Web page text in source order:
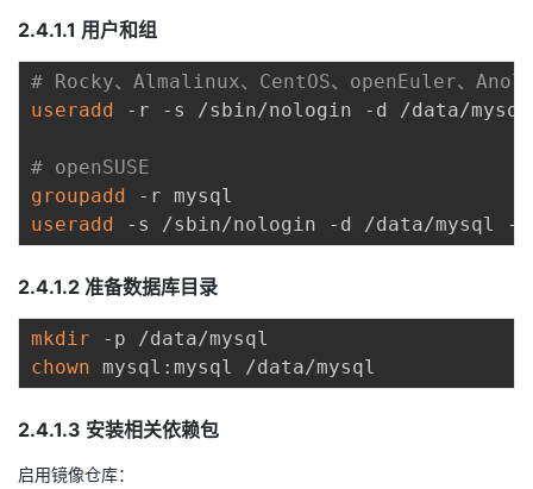
页
开
发
者
我
的
博
我
的
我
2.4.1.1 用户和组
# Rocky、Almalinux、CentOS、openEuler、
useradd
-r -s /sbin/nologin -d /data/mysql
# openSUSE
groupadd
useradd
2.4.1.2 准备数据库目录
mkdir
chown
2.4.1.3 安装相关依赖包
启用镜像仓库：